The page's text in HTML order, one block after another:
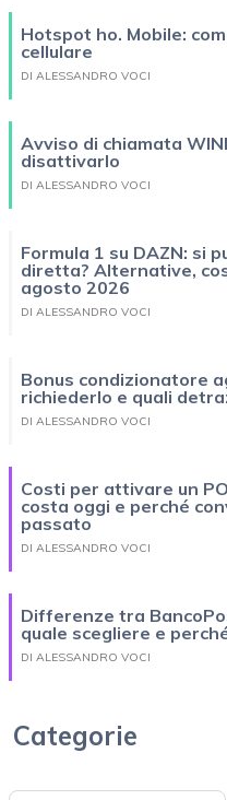
Hotspot ho. Mobile:
cellulare
DI ALESSANDRO VOCI
Avviso di chiamata
disattivarlo
DI ALESSANDRO VOCI
Formula 1 su DAZN: si
diretta? Alternative,
agosto 2026
DI ALESSANDRO VOCI
Bonus condizionatore
richiederlo e quali
DI ALESSANDRO VOCI
Costi per attivare un
costa oggi e perché
passato
DI ALESSANDRO VOCI
Differenze tra
quale scegliere e
DI ALESSANDRO VOCI
Categorie